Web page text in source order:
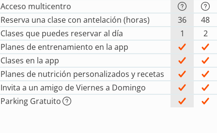
Acceso multicentro
Reserva una clase con antelación (horas)
36
48
Clases que puedes reservar al día
1
2
Planes de entrenamiento en la app
Clases en la app
Planes de nutrición personalizados y recetas
Invita a un amigo de Viernes a Domingo
Parking Gratuito